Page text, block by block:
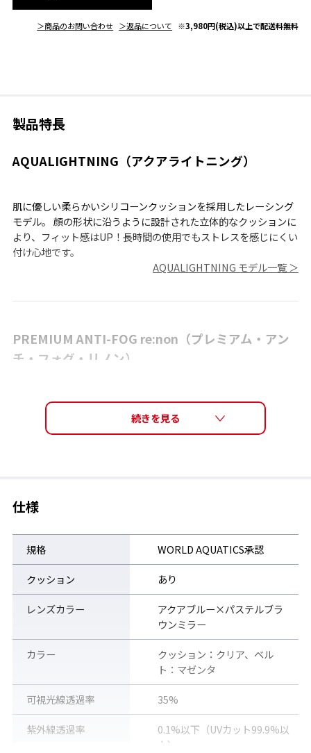
＞商品のお問い合わせ ＞返品について ※3,980円(税込)以上で配送料無料
製品特長
AQUALIGHTNING（アクアライトニング）
肌に優しい柔らかいシリコーンクッションを採用したレーシング
モデル。 顔の形状に沿うように設計された立体的なクッションに
より、フィット感はUP！長時間の使用でもストレスを感じにくい
付け心地です。
AQUALIGHTNING モデル一覧 ＞
PREMIUM ANTI-FOG re:non（プレミアム・アン
チ・フォグ・リノン）
さっと拭いて、くもりを防ぎ、擦りに強く長持ち
re:non（リノン）は、従来のモデルのくもり止めコーティングよ
りキズに強く、くもり止め性能が持続することから、「泳ぐこと
仕様
規格 WORLD AQUATICS承認
クッション あり
レンズカラー
アクアブルー×パステルブラ
ウンミラー
カラー
クッション：クリア、ベル
ト：マゼンタ
可視光線透過率 35%
紫外線透過率
0.1%以下（UVカット99.9%以
上）